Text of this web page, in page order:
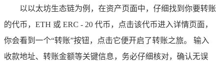
以以太坊生态链为例，在资产页面中，仔细找到你要转账
的代币，ETH 或 ERC - 20 代币，点击该代币进入详情页面，
你会看到一个“转账”按钮，点击它便开启了转账之旅。 输入
收款地址、转账金额等关键信息，务必仔细核对，确认无误